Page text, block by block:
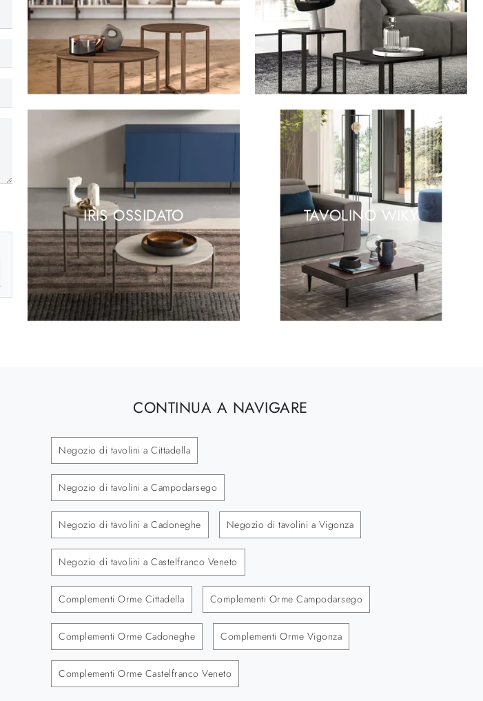
IRIS OSSIDATO TAVOLINO WIKY
CONTINUA A NAVIGARE
Negozio di tavolini a Cittadella
Negozio di tavolini a Campodarsego
Negozio di tavolini a Cadoneghe Negozio di tavolini a Vigonza
Negozio di tavolini a Castelfranco Veneto
Complementi Orme Cittadella Complementi Orme Campodarsego
Complementi Orme Cadoneghe Complementi Orme Vigonza
Complementi Orme Castelfranco Veneto